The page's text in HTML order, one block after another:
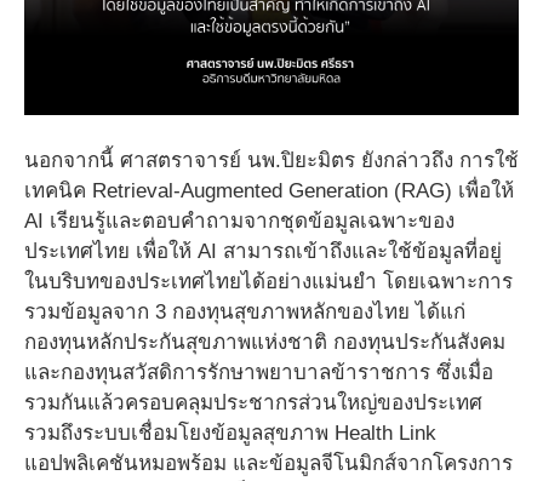
นอกจากนี้ ศาสตราจารย์ นพ.ปิยะมิตร ยังกล่าวถึง การใช้
เทคนิค Retrieval-Augmented Generation (RAG) เพื่อให้
AI เรียนรู้และตอบคำถามจากชุดข้อมูลเฉพาะของ
ประเทศไทย เพื่อให้ AI สามารถเข้าถึงและใช้ข้อมูลที่อยู่
ในบริบทของประเทศไทยได้อย่างแม่นยำ โดยเฉพาะการ
รวมข้อมูลจาก 3 กองทุนสุขภาพหลักของไทย ได้แก่
กองทุนหลักประกันสุขภาพแห่งชาติ กองทุนประกันสังคม
และกองทุนสวัสดิการรักษาพยาบาลข้าราชการ ซึ่งเมื่อ
รวมกันแล้วครอบคลุมประชากรส่วนใหญ่ของประเทศ
รวมถึงระบบเชื่อมโยงข้อมูลสุขภาพ Health Link
แอปพลิเคชันหมอพร้อม และข้อมูลจีโนมิกส์จากโครงการ